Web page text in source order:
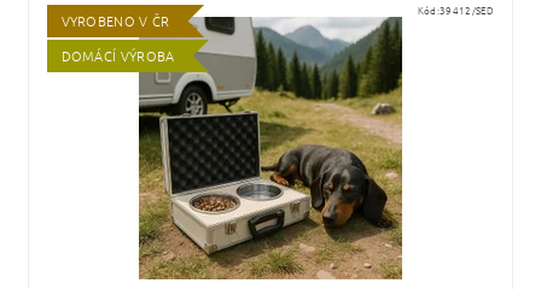
VYROBENO V ČR
DOMÁCÍ VÝROBA
Kód:39412/SED